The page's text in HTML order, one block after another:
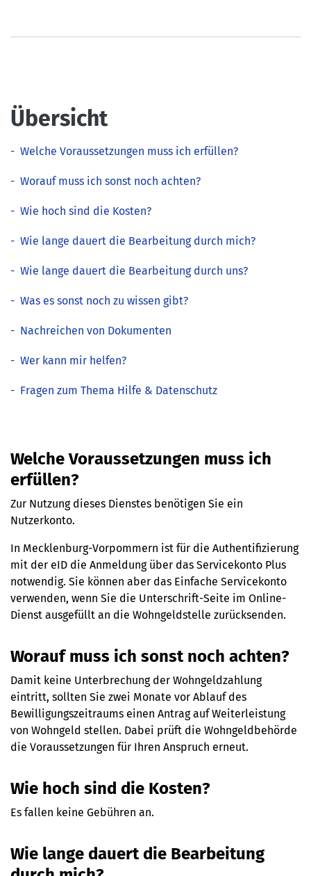
Übersicht
- Welche Voraussetzungen muss ich erfüllen?
- Worauf muss ich sonst noch achten?
- Wie hoch sind die Kosten?
- Wie lange dauert die Bearbeitung durch mich?
- Wie lange dauert die Bearbeitung durch uns?
- Was es sonst noch zu wissen gibt?
- Nachreichen von Dokumenten
- Wer kann mir helfen?
- Fragen zum Thema Hilfe & Datenschutz
Welche Voraussetzungen muss ich
erfüllen?
Zur Nutzung dieses Dienstes benötigen Sie ein
Nutzerkonto.
In Mecklenburg-Vorpommern ist für die Authentifizierung
mit der eID die Anmeldung über das Servicekonto Plus
notwendig. Sie können aber das Einfache Servicekonto
verwenden, wenn Sie die Unterschrift-Seite im Online-
Dienst ausgefüllt an die Wohngeldstelle zurücksenden.
Worauf muss ich sonst noch achten?
Damit keine Unterbrechung der Wohngeldzahlung
eintritt, sollten Sie zwei Monate vor Ablauf des
Bewilligungszeitraums einen Antrag auf Weiterleistung
von Wohngeld stellen. Dabei prüft die Wohngeldbehörde
die Voraussetzungen für Ihren Anspruch erneut.
Wie hoch sind die Kosten?
Es fallen keine Gebühren an.
Wie lange dauert die Bearbeitung